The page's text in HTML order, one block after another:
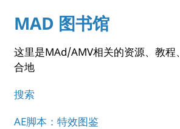
MAD 图书馆
这里是MAd/AMV相关的资源、教程
合地
搜索
AE脚本：特效图鉴